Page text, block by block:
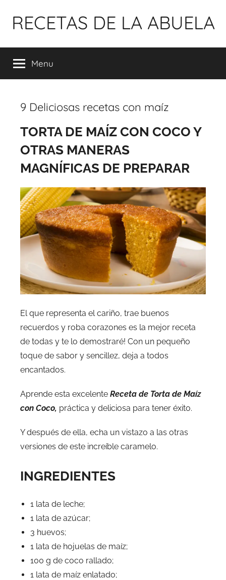
para
conteúdo
RECETAS DE LA ABUELA
Menu
9 Deliciosas recetas con maíz
TORTA DE MAÍZ CON COCO Y
OTRAS MANERAS
MAGNÍFICAS DE PREPARAR
El que representa el cariño, trae buenos
recuerdos y roba corazones es la mejor receta
de todas y te lo demostraré! Con un pequeño
toque de sabor y sencillez, deja a todos
encantados.
Aprende esta excelente Receta de Torta de Maíz
con Coco, práctica y deliciosa para tener éxito.
Y después de ella, echa un vistazo a las otras
versiones de este increíble caramelo.
INGREDIENTES
1 lata de leche;
1 lata de azúcar;
3 huevos;
1 lata de hojuelas de maíz;
100 g de coco rallado;
1 lata de maíz enlatado;